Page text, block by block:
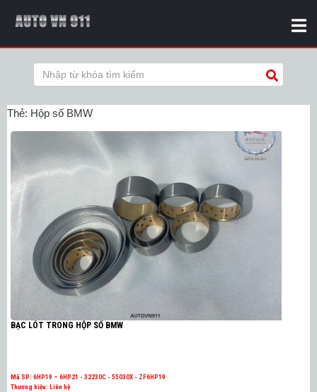
Thẻ: Hộp số BMW
BẠC LÓT TRONG HỘP SỐ BMW
Mã SP: 6HP19 – 6HP21 - 32230C - 55030X - ZF6HP19
Thương hiệu: Liên hệ